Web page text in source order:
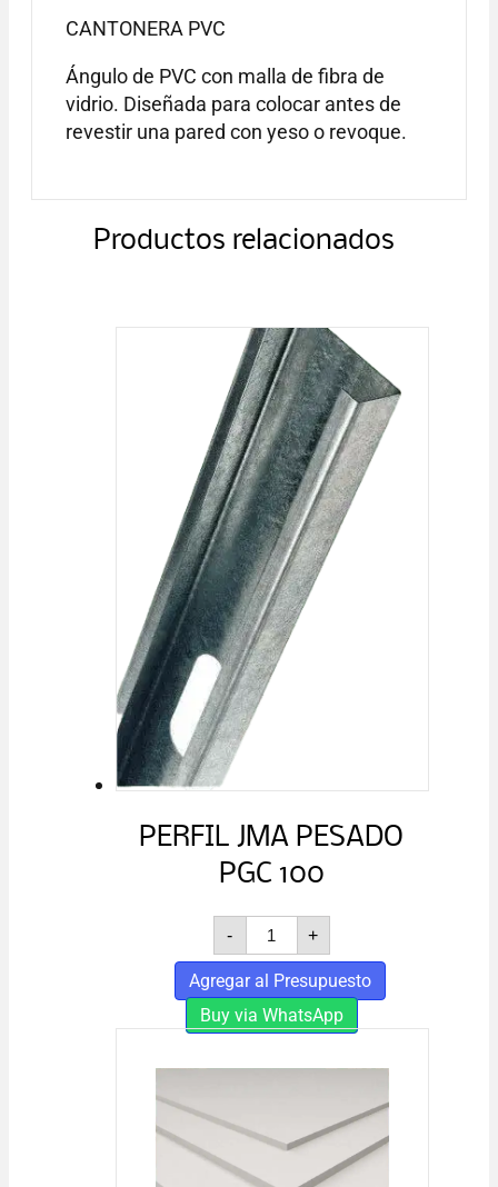
CANTONERA PVC
Ángulo de PVC con malla de fibra de
vidrio. Diseñada para colocar antes de
revestir una pared con yeso o revoque.
Productos relacionados
PERFIL JMA PESADO
PGC 100
-
PERFIL
JMA
PESADO
PGC
100
cantidad
+
Agregar al Presupuesto
Buy via WhatsApp